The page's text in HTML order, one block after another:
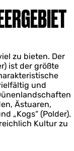
zu bieten. Der
ist der größte
und
Ästuaren,
„Kogs“ (Polder).
Kultur zu